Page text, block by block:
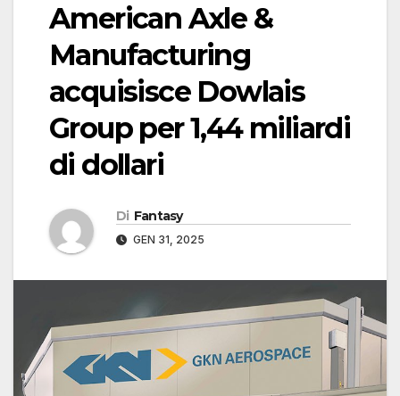
American Axle &
Manufacturing
acquisisce Dowlais
Group per 1,44 miliardi
di dollari
Di Fantasy
GEN 31, 2025